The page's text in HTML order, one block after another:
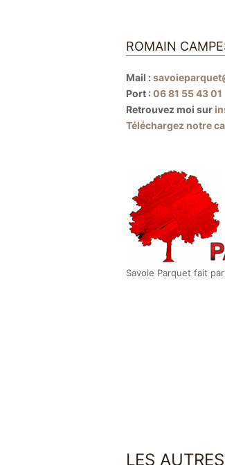
ROMAIN
Mail :
Port :06 81 55 43 01
Retrouvez moi sur
Téléchargez notre
Savoie Parquet fait
LES